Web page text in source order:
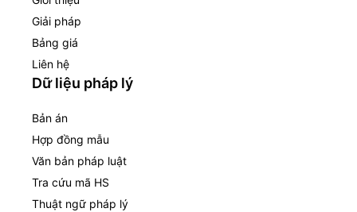
Giải pháp
Bảng giá
Liên hệ
Dữ liệu pháp lý
Bản án
Hợp đồng mẫu
Văn bản pháp luật
Tra cứu mã HS
Thuật ngữ pháp lý